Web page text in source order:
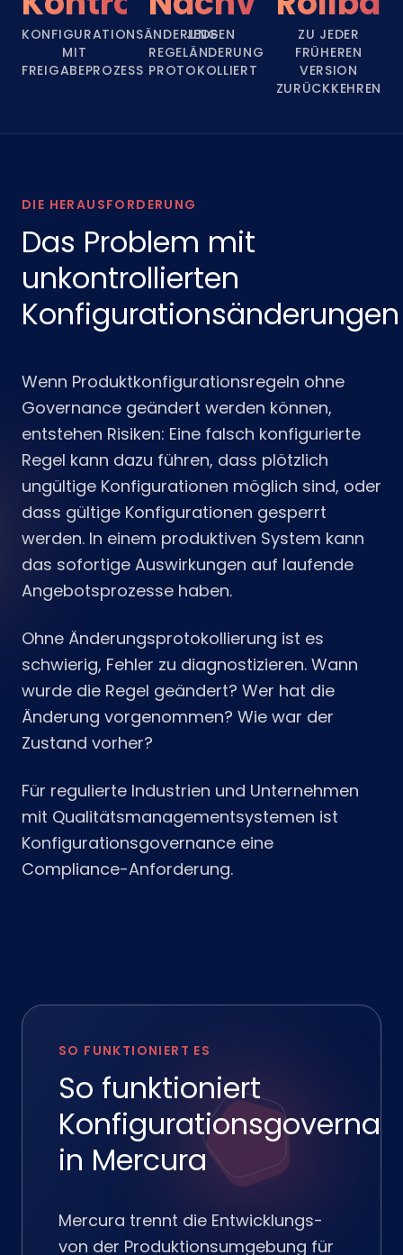
KONFIGURATIONSÄNDERUNGEN
MIT
FREIGABEPROZESS
JEDE
REGELÄNDERUNG
PROTOKOLLIERT
ZU JEDER
FRÜHEREN
VERSION
ZURÜCKKEHREN
DIE HERAUSFORDERUNG
Das Problem mit
unkontrollierten
Konfigurationsänderungen
Wenn Produktkonfigurationsregeln ohne
Governance geändert werden können,
entstehen Risiken: Eine falsch konfigurierte
Regel kann dazu führen, dass plötzlich
ungültige Konfigurationen möglich sind, oder
dass gültige Konfigurationen gesperrt
werden. In einem produktiven System kann
das sofortige Auswirkungen auf laufende
Angebotsprozesse haben.
Ohne Änderungsprotokollierung ist es
schwierig, Fehler zu diagnostizieren. Wann
wurde die Regel geändert? Wer hat die
Änderung vorgenommen? Wie war der
Zustand vorher?
Für regulierte Industrien und Unternehmen
mit Qualitätsmanagementsystemen ist
Konfigurationsgovernance eine
Compliance-Anforderung.
SO FUNKTIONIERT ES
So funktioniert
in Mercura
Mercura trennt die Entwicklungs-
von der Produktionsumgebung für